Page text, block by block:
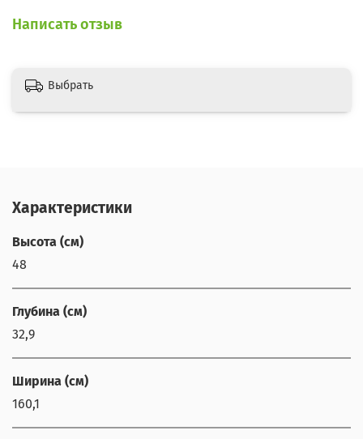
Написать отзыв
Выбрать
Характеристики
Высота (см)
48
Глубина (см)
32,9
Ширина (см)
160,1